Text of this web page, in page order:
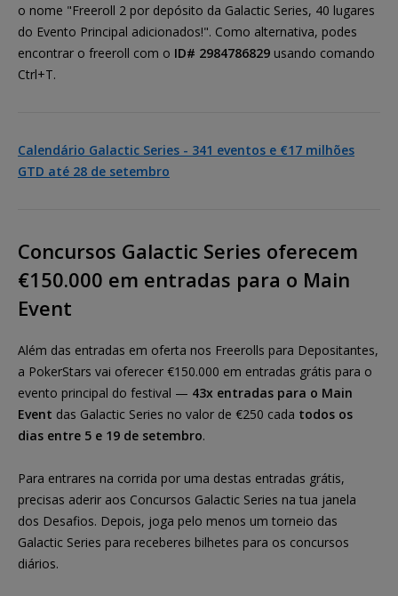
o nome "Freeroll 2 por depósito da Galactic Series, 40 lugares
do Evento Principal adicionados!". Como alternativa, podes
encontrar o freeroll com o ID# 2984786829 usando comando
Ctrl+T.
Calendário Galactic Series - 341 eventos e €17 milhões
GTD até 28 de setembro
Concursos Galactic Series oferecem
€150.000 em entradas para o Main
Event
Além das entradas em oferta nos Freerolls para Depositantes,
a PokerStars vai oferecer €150.000 em entradas grátis para o
evento principal do festival — 43x entradas para o Main
Event das Galactic Series no valor de €250 cada todos os
dias entre 5 e 19 de setembro.
Para entrares na corrida por uma destas entradas grátis,
precisas aderir aos Concursos Galactic Series na tua janela
dos Desafios. Depois, joga pelo menos um torneio das
Galactic Series para receberes bilhetes para os concursos
diários.